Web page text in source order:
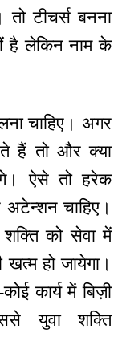
टीचर्स बनना
है लेकिन नाम के
चाहिए। अगर
हैं तो और क्या
ऐसे तो हरेक
चाहिए।
को सेवा में
खत्म हो जायेगा।
कार्य में बिज़ी
युवा शक्ति